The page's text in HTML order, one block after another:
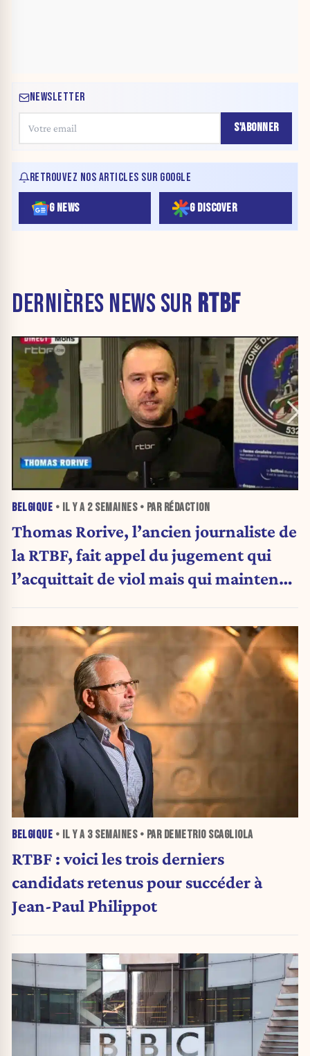
NEWSLETTER
S'ABONNER
RETROUVEZ NOS ARTICLES SUR GOOGLE
G NEWS G DISCOVER
DERNIÈRES NEWS SUR RTBF
BELGIQUE • IL Y A 2 SEMAINES• PAR RÉDACTION
Thomas Rorive, l’ancien journaliste de
la RTBF, fait appel du jugement qui
l’acquittait de viol mais qui maintenait
BELGIQUE • IL Y A 3 SEMAINES• PAR DEMETRIO SCAGLIOLA
RTBF : voici les trois derniers
candidats retenus pour succéder à
Jean-Paul Philippot